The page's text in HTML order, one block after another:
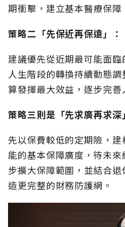
期衝擊，建立基本醫療保障
策略二「先保近再保遠」：
建議優先從近期最可能面
人生階段的轉換持續動態
算發揮最大效益，逐步完善
策略三則是「先求廣再求深
先以保費較低的定期險，
能的基本保障廣度，待未
步擴大保障範圍，並結合
造更完整的財務防護網。